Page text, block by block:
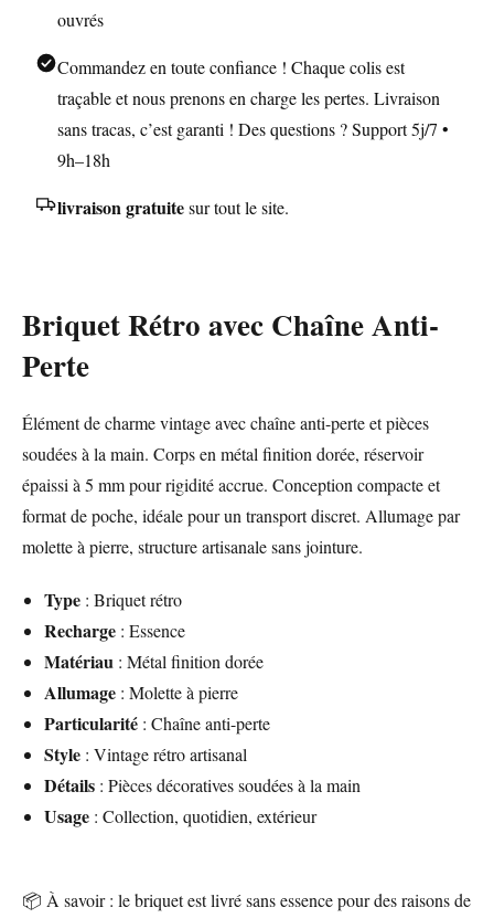
ouvrés
Commandez en toute confiance ! Chaque colis est
traçable et nous prenons en charge les pertes. Livraison
sans tracas, c’est garanti ! Des questions ? Support 5j/7 •
9h–18h
livraison gratuitesur tout le site.
Briquet Rétro avec Chaîne Anti-
Perte
Élément de charme vintage avec chaîne anti-perte et pièces
soudées à la main. Corps en métal finition dorée, réservoir
épaissi à 5 mm pour rigidité accrue. Conception compacte et
format de poche, idéale pour un transport discret. Allumage par
molette à pierre, structure artisanale sans jointure.
Type : Briquet rétro
Recharge : Essence
Matériau : Métal finition dorée
Allumage : Molette à pierre
Particularité : Chaîne anti-perte
Style : Vintage rétro artisanal
Détails : Pièces décoratives soudées à la main
Usage : Collection, quotidien, extérieur
📦 À savoir : le briquet est livré sans essence pour des raisons de